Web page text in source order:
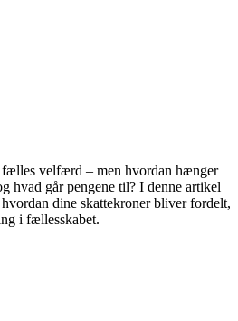
fælles velfærd – men hvordan hænger
hvad går pengene til? I denne artikel
dine skattekroner bliver fordelt,
i fællesskabet.